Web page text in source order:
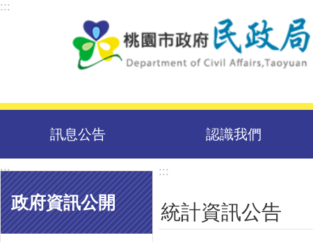
跳到主要內容區塊
:::
訊息公告 認識我們
:::
政府資訊公開
:::
統計資訊公告